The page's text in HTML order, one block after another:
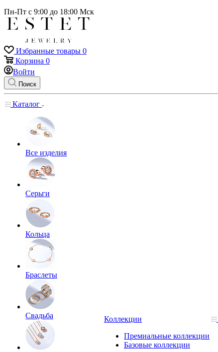
Пн-Пт с 9:00 до 18:00 Мск
Избранные товары 0
Корзина 0
Войти
Поиск
Каталог
Все изделия
Серьги
Кольца
Браслеты
Свадьба
Коллекции
Премиальные коллекции
Базовые коллекции